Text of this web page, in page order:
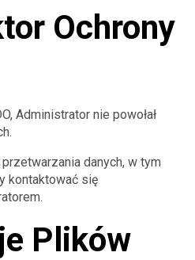
Ochrony
Administrator nie powołał
danych, w tym
kontaktować się
Plików